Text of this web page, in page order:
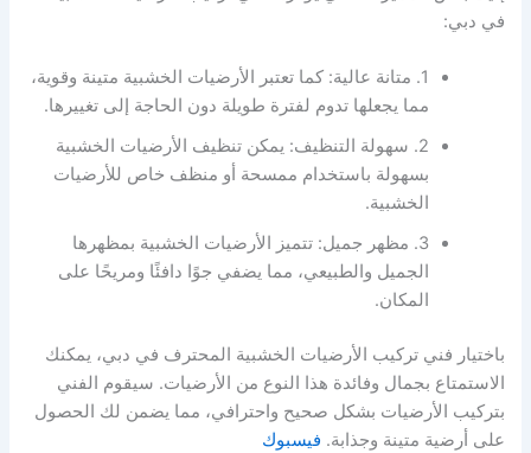
في دبي:
1. متانة عالية: كما تعتبر الأرضيات الخشبية متينة وقوية،
مما يجعلها تدوم لفترة طويلة دون الحاجة إلى تغييرها.
2. سهولة التنظيف: يمكن تنظيف الأرضيات الخشبية
بسهولة باستخدام ممسحة أو منظف خاص للأرضيات
الخشبية.
3. مظهر جميل: تتميز الأرضيات الخشبية بمظهرها
الجميل والطبيعي، مما يضفي جوًا دافئًا ومريحًا على
المكان.
باختيار فني تركيب الأرضيات الخشبية المحترف في دبي، يمكنك
الاستمتاع بجمال وفائدة هذا النوع من الأرضيات. سيقوم الفني
بتركيب الأرضيات بشكل صحيح واحترافي، مما يضمن لك الحصول
على أرضية متينة وجذابة. فيسبوك